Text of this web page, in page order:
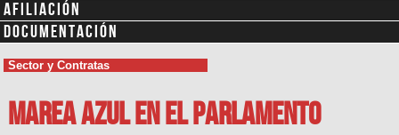
AFILIACIÓN
DOCUMENTACIÓN
Sector y Contratas
Marea Azul en el Parlamento